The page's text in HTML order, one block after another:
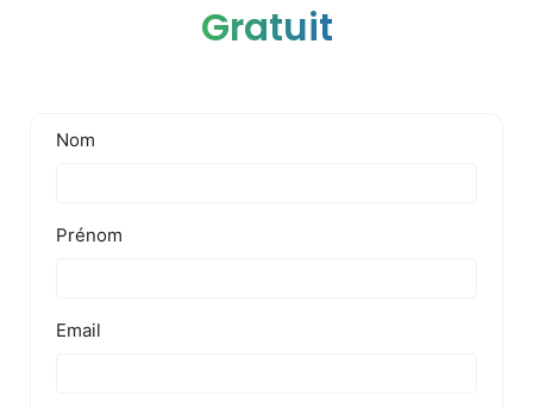
Gratuit